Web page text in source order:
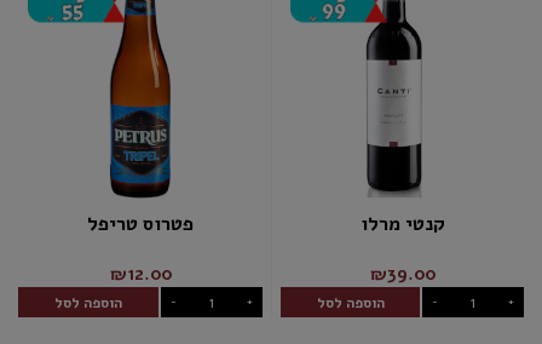
קנטי מרלו
₪39.00
- + הוספה לסל
פטרוס טריפל
₪12.00
- + הוספה לסל